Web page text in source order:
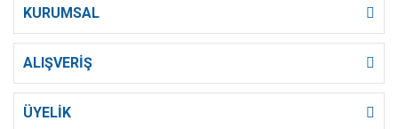
KURUMSAL
ALIŞVERİŞ
ÜYELİK